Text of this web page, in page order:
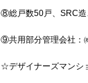
⑧総戸数50戸、SRC造
⑨共用部分管理会社：
☆デザイナーズマンシ